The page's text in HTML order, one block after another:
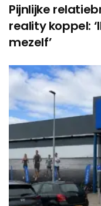
Pijnlijke
reality koppel:
mezelf’